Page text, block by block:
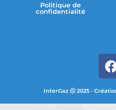
Politique de
confidentialité
InterGaz ⓒ 2025 -